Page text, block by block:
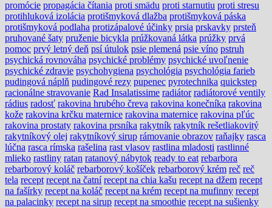
promócie propagácia čítania proti smädu proti starnutiu proti stresu
protihluková izolácia protišmyková dlažba protišmyková páska
protišmyková podlaha protizápalové účinky prsia prskavky prsteň
pruhované šaty pruženie bicykla prúžkovaná látka prúžky prvá
pomoc prvý letný deň psí útulok psie plemená psie víno pstruh
psychická rovnováha psychické problémy psychické uvoľnenie
psychické zdravie psychohygiena psychológia psychológia farieb
pudingová náplň pudingové rezy pupenec pyrotechnika quickstep
racionálne stravovanie Rad Insalatissime radiátor radiátorové ventily
rádius radosť rakovina hrubého čreva rakovina konečníka rakovina
kože rakovina krčku maternice rakovina maternice rakovina pľúc
rakovina prostaty rakovina prsníka rakytník rakytník rešetliakovitý
rakytníkový olej rakytníkový sirup rámovanie obrazov raňajky rasca
lúčna rasca rímska rašelina rast vlasov rastlina mladosti rastlinné
mlieko rastliny ratan ratanový nábytok ready to eat rebarbora
rebarborový koláč rebarborový košíček rebarborový krém reč reč
tela recept recept na čatní recept na chia kašu recept na džem recept
na fašírky recept na koláč recept na krém recept na mufinny recept
na palacinky recept na sirup recept na smoothie recept na sušienky